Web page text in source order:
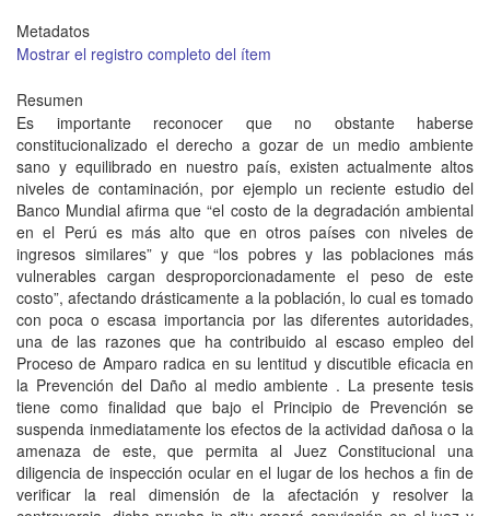
Metadatos
Mostrar el registro completo del ítem
Resumen
Es importante reconocer que no obstante haberse
constitucionalizado el derecho a gozar de un medio ambiente
sano y equilibrado en nuestro país, existen actualmente altos
niveles de contaminación, por ejemplo un reciente estudio del
Banco Mundial afirma que “el costo de la degradación ambiental
en el Perú es más alto que en otros países con niveles de
ingresos similares” y que “los pobres y las poblaciones más
vulnerables cargan desproporcionadamente el peso de este
costo”, afectando drásticamente a la población, lo cual es tomado
con poca o escasa importancia por las diferentes autoridades,
una de las razones que ha contribuido al escaso empleo del
Proceso de Amparo radica en su lentitud y discutible eficacia en
la Prevención del Daño al medio ambiente . La presente tesis
tiene como finalidad que bajo el Principio de Prevención se
suspenda inmediatamente los efectos de la actividad dañosa o la
amenaza de este, que permita al Juez Constitucional una
diligencia de inspección ocular en el lugar de los hechos a fin de
verificar la real dimensión de la afectación y resolver la